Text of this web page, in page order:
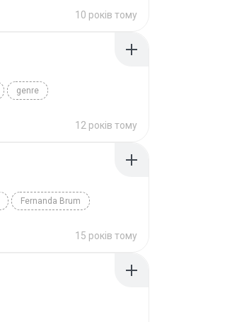
10 років тому
genre
12 років тому
Fernanda Brum
15 років тому